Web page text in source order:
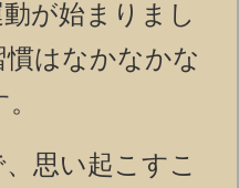
が始まりまし
はなかなかな
思い起こすこ